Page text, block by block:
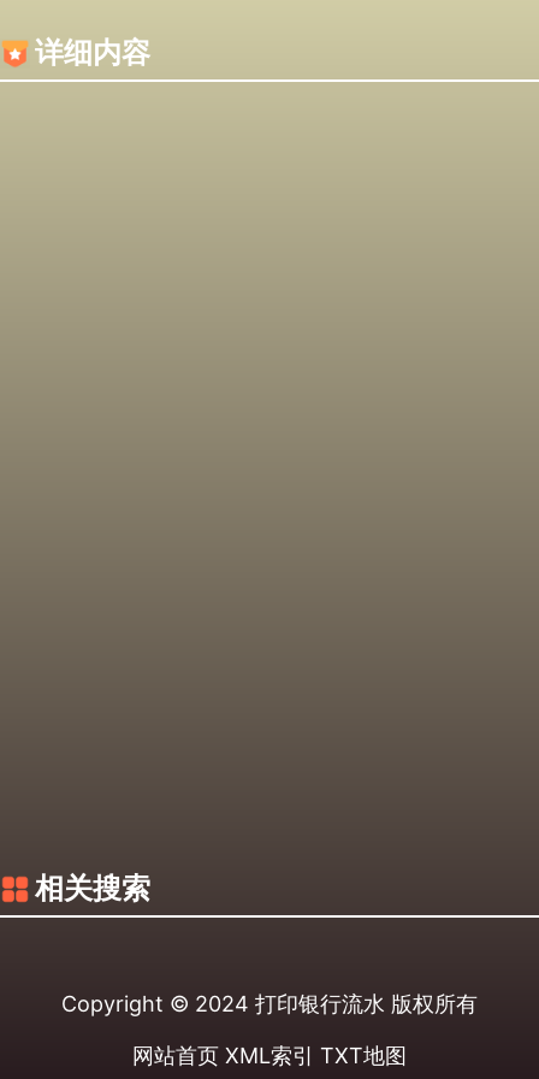
详细内容
相关搜索
Copyright © 2024 打印银行流水 版权所有
网站首页 XML索引 TXT地图